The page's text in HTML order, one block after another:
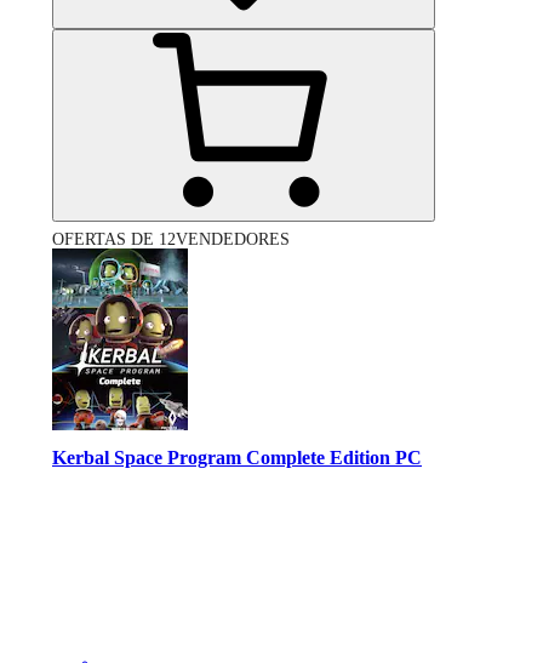
OFERTAS DE 12VENDEDORES
Kerbal Space Program Complete Edition PC